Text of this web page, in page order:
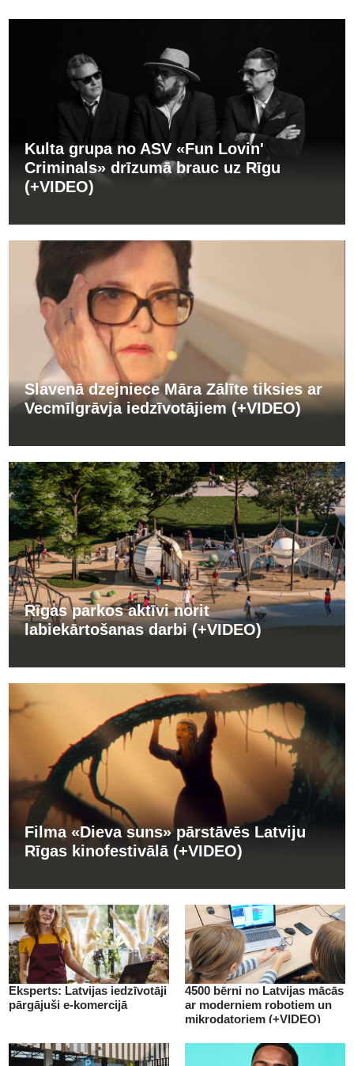
Kulta grupa no ASV «Fun Lovin'
Criminals» drīzumā brauc uz Rīgu
(+VIDEO)
Slavenā dzejniece Māra Zālīte tiksies ar
Vecmīlgrāvja iedzīvotājiem (+VIDEO)
Rīgas parkos aktīvi norit
labiekārtošanas darbi (+VIDEO)
Filma «Dieva suns» pārstāvēs Latviju
Rīgas kinofestivālā (+VIDEO)
Eksperts: Latvijas iedzīvotāji
pārgājuši e-komercijā
4500 bērni no Latvijas mācās
ar moderniem robotiem un
mikrodatoriem (+VIDEO)